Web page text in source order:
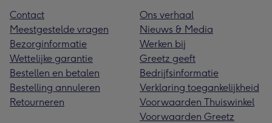
Contact
Meestgestelde vragen
Bezorginformatie
Wettelijke garantie
Bestellen en betalen
Bestelling annuleren
Retourneren
Ons verhaal
Nieuws & Media
Werken bij
Greetz geeft
Bedrijfsinformatie
Verklaring toegankelijkheid
Voorwaarden Thuiswinkel
Voorwaarden Greetz